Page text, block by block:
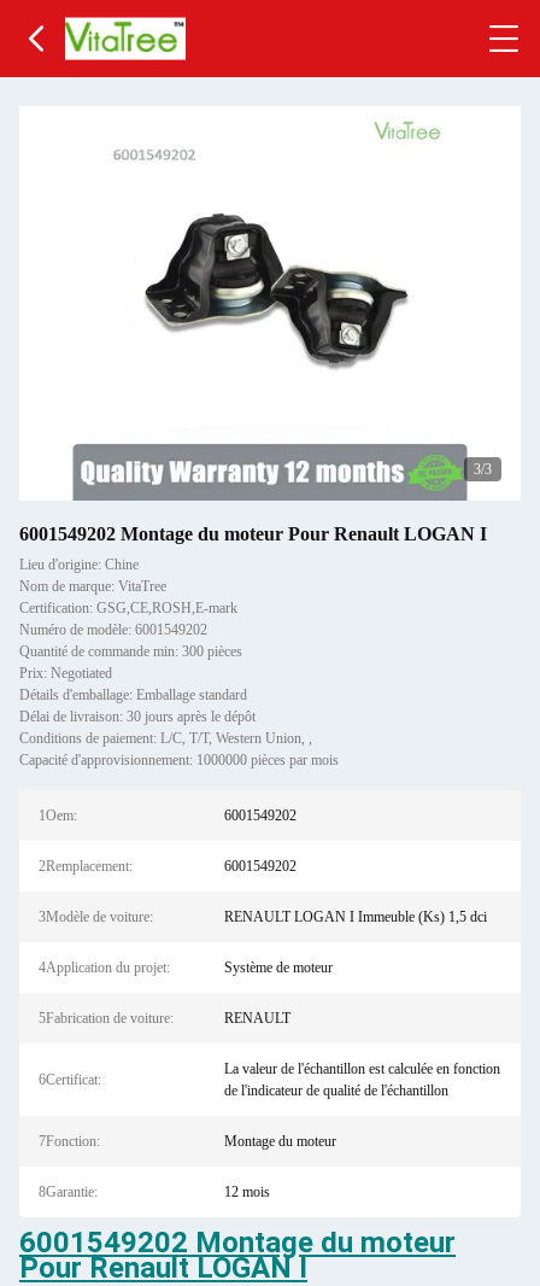
3/3
6001549202 Montage du moteur Pour Renault LOGAN I
Lieu d'origine: Chine
Nom de marque: VitaTree
Certification: GSG,CE,ROSH,E-mark
Numéro de modèle: 6001549202
Quantité de commande min: 300 pièces
Prix: Negotiated
Détails d'emballage: Emballage standard
Délai de livraison: 30 jours après le dépôt
Conditions de paiement: L/C, T/T, Western Union, ,
Capacité d'approvisionnement: 1000000 pièces par mois
1Oem: 6001549202
2Remplacement: 6001549202
3Modèle de voiture: RENAULT LOGAN I Immeuble (Ks) 1,5 dci
4Application du projet: Système de moteur
5Fabrication de voiture: RENAULT
6Certificat:
La valeur de l'échantillon est calculée en fonction
de l'indicateur de qualité de l'échantillon
7Fonction: Montage du moteur
8Garantie: 12 mois
6001549202 Montage du moteur
Pour Renault LOGAN I